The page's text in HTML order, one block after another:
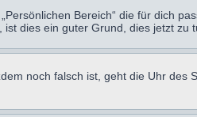
Bereich“ die für dich
dies ein guter Grund, dies jetzt zu
noch falsch ist, geht die Uhr des